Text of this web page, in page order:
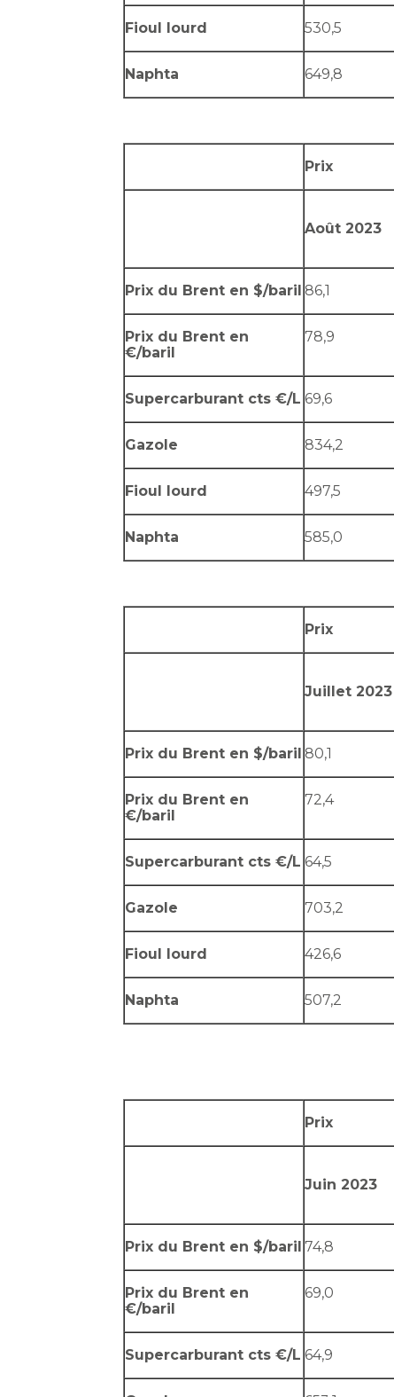
Fioul lourd 530,5
Naphta 649,8
Prix
Août 2023
Prix du Brent en $/baril 86,1
Prix du Brent en
€/baril
78,9
Supercarburant cts €/L 69,6
Gazole 834,2
Fioul lourd 497,5
Naphta 585,0
Prix
Juillet 2023
Prix du Brent en $/baril 80,1
Prix du Brent en
€/baril
72,4
Supercarburant cts €/L 64,5
Gazole 703,2
Fioul lourd 426,6
Naphta 507,2
Prix
Juin 2023
Prix du Brent en $/baril 74,8
Prix du Brent en
€/baril
69,0
Supercarburant cts €/L 64,9